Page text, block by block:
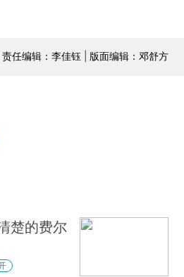
责任编辑：李佳钰 | 版面编辑：邓舒方
楚的费尔